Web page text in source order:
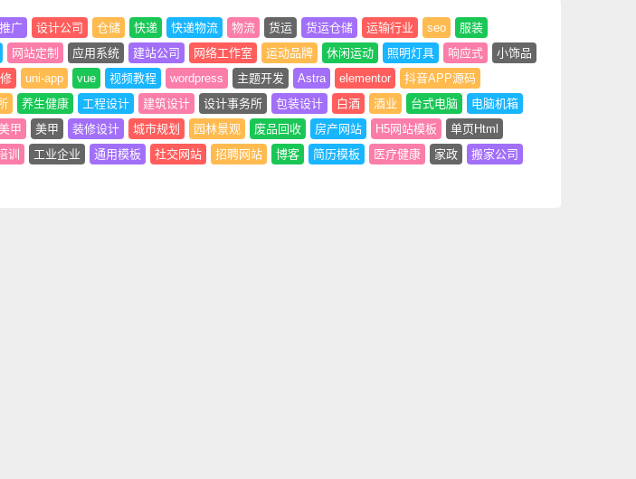
广 设计公司 仓储 快递 快递物流 物流 货运 货运仓储 运输行业 seo
服装
网站定制 应用系统 建站公司 网络工作室 运动品牌 休闲运动 照明灯具 响应式
小饰品
uni-app vue 视频教程 wordpress 主题开发 Astra elementor
抖音APP源码
养生健康 工程设计 建筑设计 设计事务所 包装设计 白酒 酒业 台式电脑
电脑机箱
甲 美甲 装修设计 城市规划 园林景观 废品回收 房产网站 H5网站模板
单页Html
训 工业企业 通用模板 社交网站 招聘网站 博客 简历模板 医疗健康 家政
搬家公司